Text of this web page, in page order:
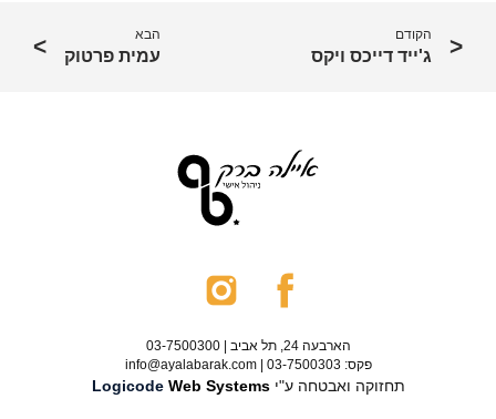
הקודם
ג'ייד דייכס ויקס
הבא
עמית פרטוק
הארבעה 24, תל אביב | 03-7500300
פקס: 03-7500303 | info@ayalabarak.com
תחזוקה ואבטחה ע"י Logicode Web Systems